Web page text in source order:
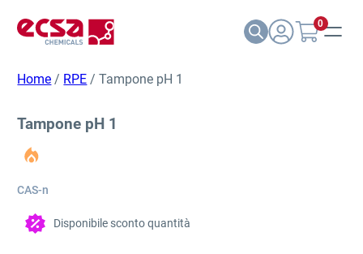
0
Home / RPE / Tampone pH 1
Tampone pH 1
CAS-n
Disponibile sconto quantità